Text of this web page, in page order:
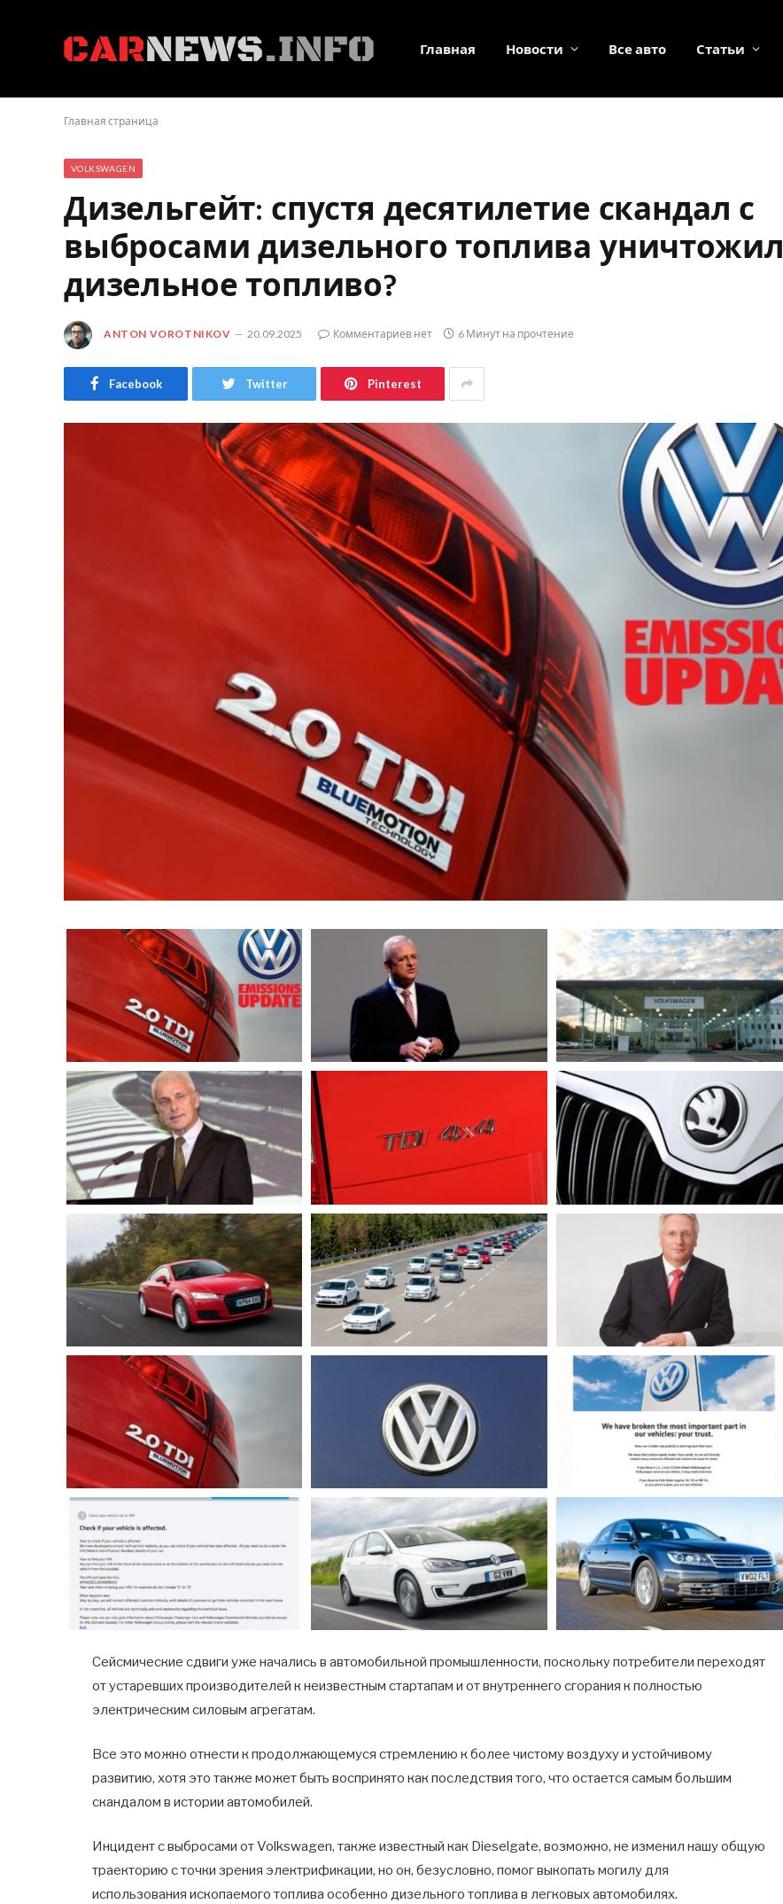
Главная Новости Все авто Статьи
Главная страница
VOLKSWAGEN
Дизельгейт: спустя десятилетие скандал с
выбросами дизельного топлива уничтожил
дизельное топливо?
ANTON VOROTNIKOV 20.09.2025 Комментариев нет 6 Минут на прочтение
Facebook Twitter Pinterest
Сейсмические сдвиги уже начались в автомобильной промышленности, поскольку потребители переходят
от устаревших производителей к неизвестным стартапам и от внутреннего сгорания к полностью
электрическим силовым агрегатам.
Все это можно отнести к продолжающемуся стремлению к более чистому воздуху и устойчивому
развитию, хотя это также может быть воспринято как последствия того, что остается самым большим
скандалом в истории автомобилей.
Инцидент с выбросами от Volkswagen, также известный как Dieselgate, возможно, не изменил нашу общую
траекторию с точки зрения электрификации, но он, безусловно, помог выкопать могилу для
использования ископаемого топлива особенно дизельного топлива в легковых автомобилях.